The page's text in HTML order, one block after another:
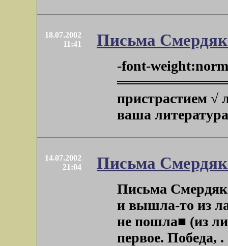
18.07.2002
11:41
Письма
-font-
пристрастием
ваша
14.07.2002
21:04
Письма
Письма
и вышла-то из
не пошла■ (из
первое. Победа, .